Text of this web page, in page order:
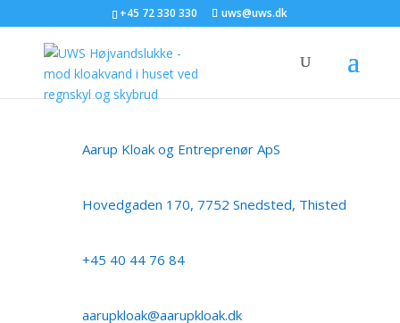
+45 72 330 330 uws@uws.dk
Aarup Kloak og Entreprenør ApS
Hovedgaden 170, 7752 Snedsted, Thisted
+45 40 44 76 84
aarupkloak@aarupkloak.dk